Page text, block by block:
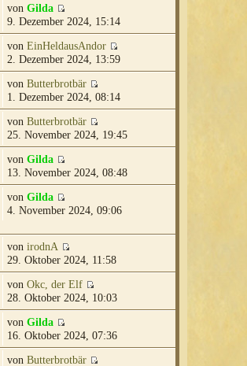
von Gilda
9. Dezember 2024, 15:14
von EinHeldausAndor
2. Dezember 2024, 13:59
von Butterbrotbär
1. Dezember 2024, 08:14
von Butterbrotbär
25. November 2024, 19:45
von Gilda
13. November 2024, 08:48
von Gilda
4. November 2024, 09:06
von irodnA
29. Oktober 2024, 11:58
von Okc, der Elf
28. Oktober 2024, 10:03
von Gilda
16. Oktober 2024, 07:36
von Butterbrotbär